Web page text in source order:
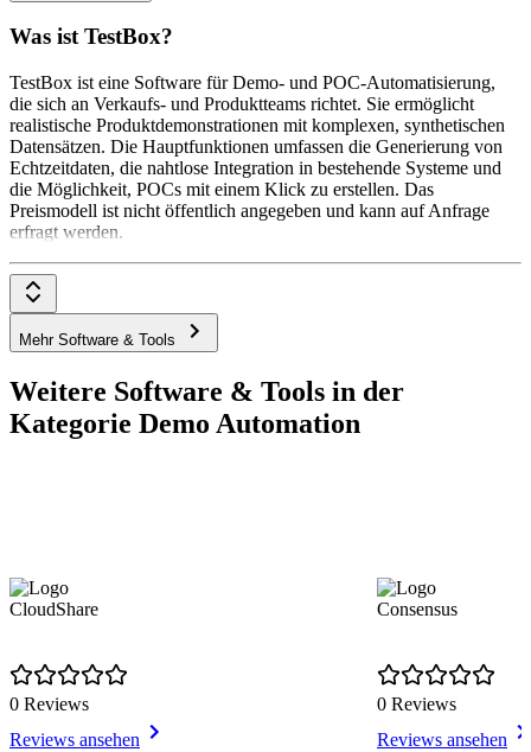
Was ist TestBox?
TestBox ist eine Software für Demo- und POC-Automatisierung,
die sich an Verkaufs- und Produktteams richtet. Sie ermöglicht
realistische Produktdemonstrationen mit komplexen, synthetischen
Datensätzen. Die Hauptfunktionen umfassen die Generierung von
Echtzeitdaten, die nahtlose Integration in bestehende Systeme und
die Möglichkeit, POCs mit einem Klick zu erstellen. Das
Preismodell ist nicht öffentlich angegeben und kann auf Anfrage
erfragt werden.
Mehr Software & Tools
Weitere Software & Tools in der
Kategorie Demo Automation
CloudShare
0 Reviews
Reviews ansehen
Consensus
0 Reviews
Reviews ansehen